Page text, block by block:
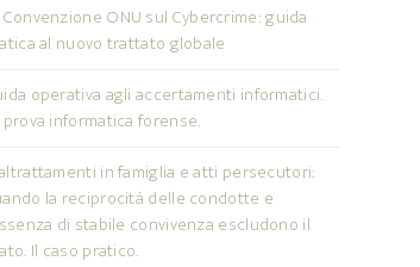
Convenzione ONU sul Cybercrime: guida
al nuovo trattato globale
operativa agli accertamenti informatici.
prova informatica forense.
in famiglia e atti persecutori:
la reciprocità delle condotte e
di stabile convivenza escludono il
Il caso pratico.